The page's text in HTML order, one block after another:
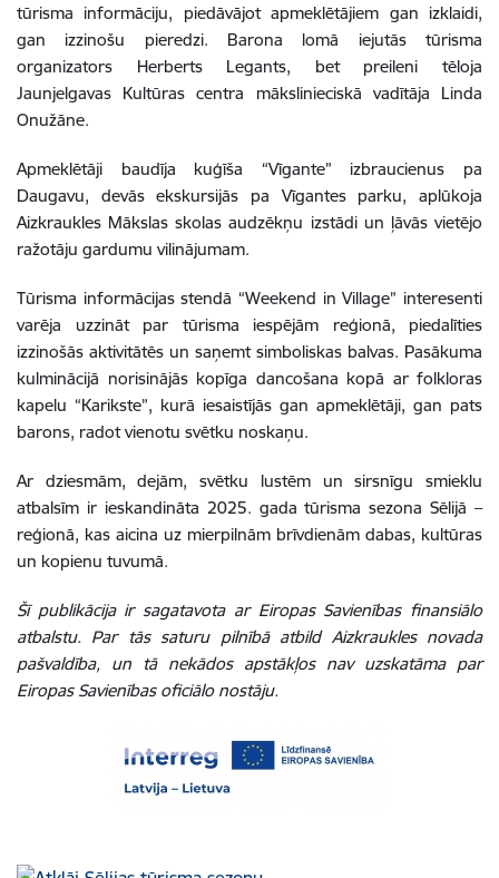
tūrisma informāciju, piedāvājot apmeklētājiem gan izklaidi,
gan izzinošu pieredzi. Barona lomā iejutās tūrisma
organizators Herberts Legants, bet preileni tēloja
Jaunjelgavas Kultūras centra mākslinieciskā vadītāja Linda
Onužāne.
Apmeklētāji baudīja kuģīša “Vīgante” izbraucienus pa
Daugavu, devās ekskursijās pa Vīgantes parku, aplūkoja
Aizkraukles Mākslas skolas audzēkņu izstādi un ļāvās vietējo
ražotāju gardumu vilinājumam.
Tūrisma informācijas stendā “Weekend in Village” interesenti
varēja uzzināt par tūrisma iespējām reģionā, piedalīties
izzinošās aktivitātēs un saņemt simboliskas balvas. Pasākuma
kulminācijā norisinājās kopīga dancošana kopā ar folkloras
kapelu “Karikste”, kurā iesaistījās gan apmeklētāji, gan pats
barons, radot vienotu svētku noskaņu.
Ar dziesmām, dejām, svētku lustēm un sirsnīgu smieklu
atbalsīm ir ieskandināta 2025. gada tūrisma sezona Sēlijā –
reģionā, kas aicina uz mierpilnām brīvdienām dabas, kultūras
un kopienu tuvumā.
Šī publikācija ir sagatavota ar Eiropas Savienības finansiālo
atbalstu. Par tās saturu pilnībā atbild Aizkraukles novada
pašvaldība, un tā nekādos apstākļos nav uzskatāma par
Eiropas Savienības oficiālo nostāju.